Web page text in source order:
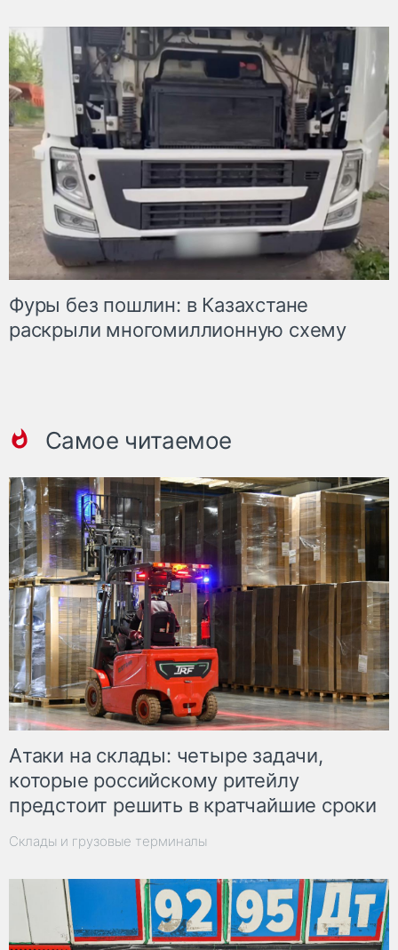
Фуры без пошлин: в Казахстане
раскрыли многомиллионную схему
Самое читаемое
Атаки на склады: четыре задачи,
которые российскому ритейлу
предстоит решить в кратчайшие сроки
Склады и грузовые терминалы